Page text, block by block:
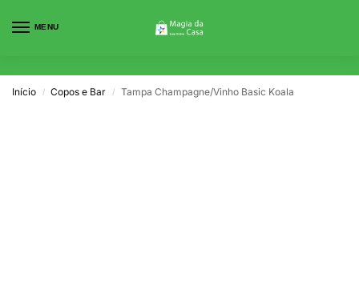
MENU
Início / Copos e Bar / Tampa Champagne/Vinho Basic Koala